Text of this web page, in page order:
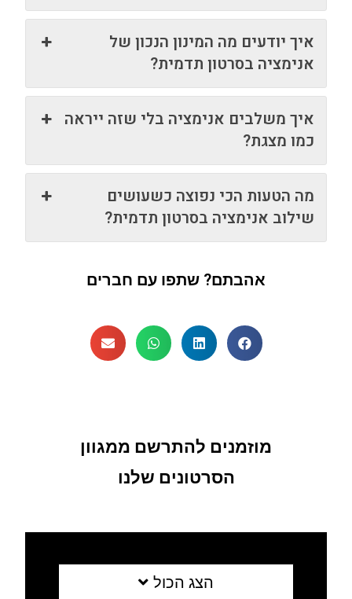
איך יודעים מה המינון הנכון של
אנימציה בסרטון תדמית?
איך משלבים אנימציה בלי שזה ייראה
כמו מצגת?
מה הטעות הכי נפוצה כשעושים
שילוב אנימציה בסרטון תדמית?
אהבתם? שתפו עם חברים
מוזמנים להתרשם ממגוון
הסרטונים שלנו
הצג הכול